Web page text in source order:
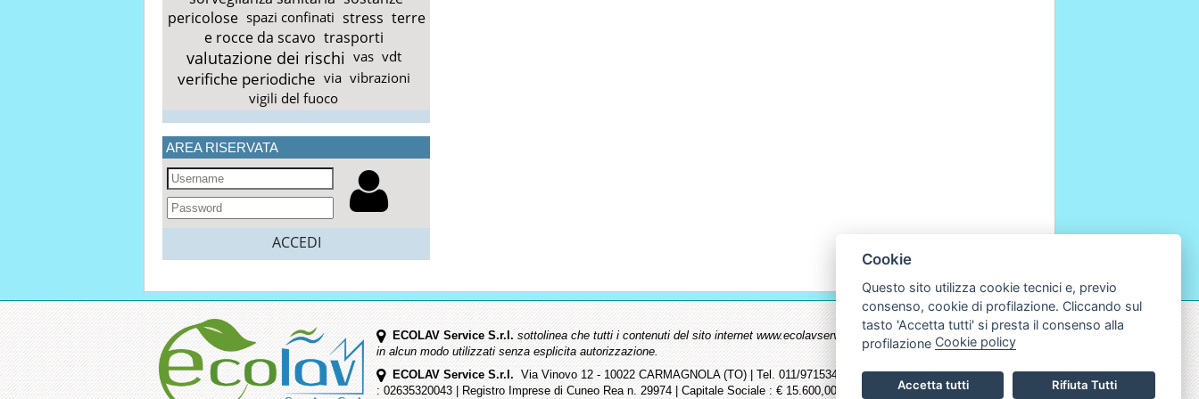
pericolose spazi confinati stress terre
e rocce da scavo trasporti
valutazione dei rischi vas vdt
verifiche periodiche via vibrazioni
vigili del fuoco
AREA RISERVATA
ACCEDI
ECOLAV Service S.r.l. sottolinea che tutti i contenuti del sito internet www.ecolavservice.com non possono essere
in alcun modo utilizzati senza esplicita autorizzazione.
ECOLAV Service S.r.l. Via Vinovo 12 - 10022 CARMAGNOLA (TO) | Tel. 011/9715345 - Fax 011/9715598 | Cf. P.Iva
: 02635320043 | Registro Imprese di Cuneo Rea n. 29974 | Capitale Sociale : € 15.600,00 I.v.
Cookie
Questo sito utilizza cookie tecnici e, previo
consenso, cookie di profilazione. Cliccando sul
tasto 'Accetta tutti' si presta il consenso alla
profilazione Cookie policy
Accetta tutti Rifiuta Tutti